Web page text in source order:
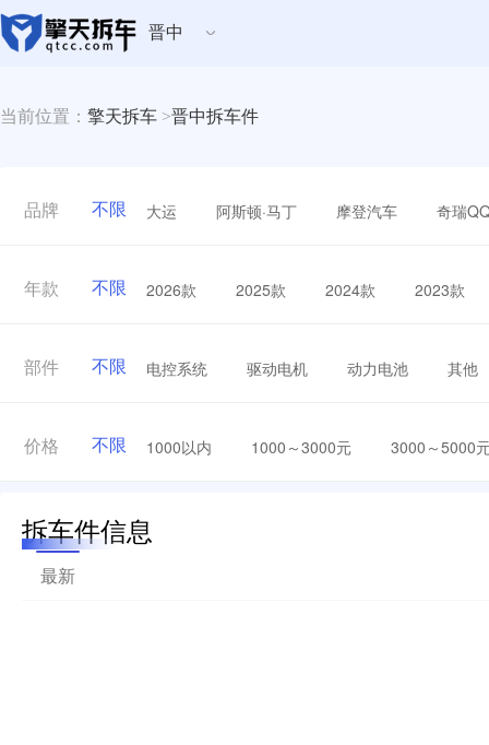
晋中
当前位置： 擎天拆车 >晋中拆车件
品牌 不限 大运 阿斯顿·马丁 摩登汽车 奇瑞
年款 不限 2026款 2025款 2024款 2023款
部件 不限 电控系统 驱动电机 动力电池 其他
价格 不限 1000以内 1000～3000元 3000～5000
拆车件信息
最新